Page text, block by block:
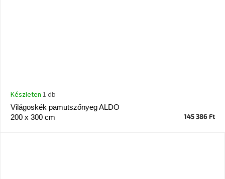
Világoskék pamutszőnyeg ALDO
200 x 300 cm
Készleten 1 db
145 386 Ft